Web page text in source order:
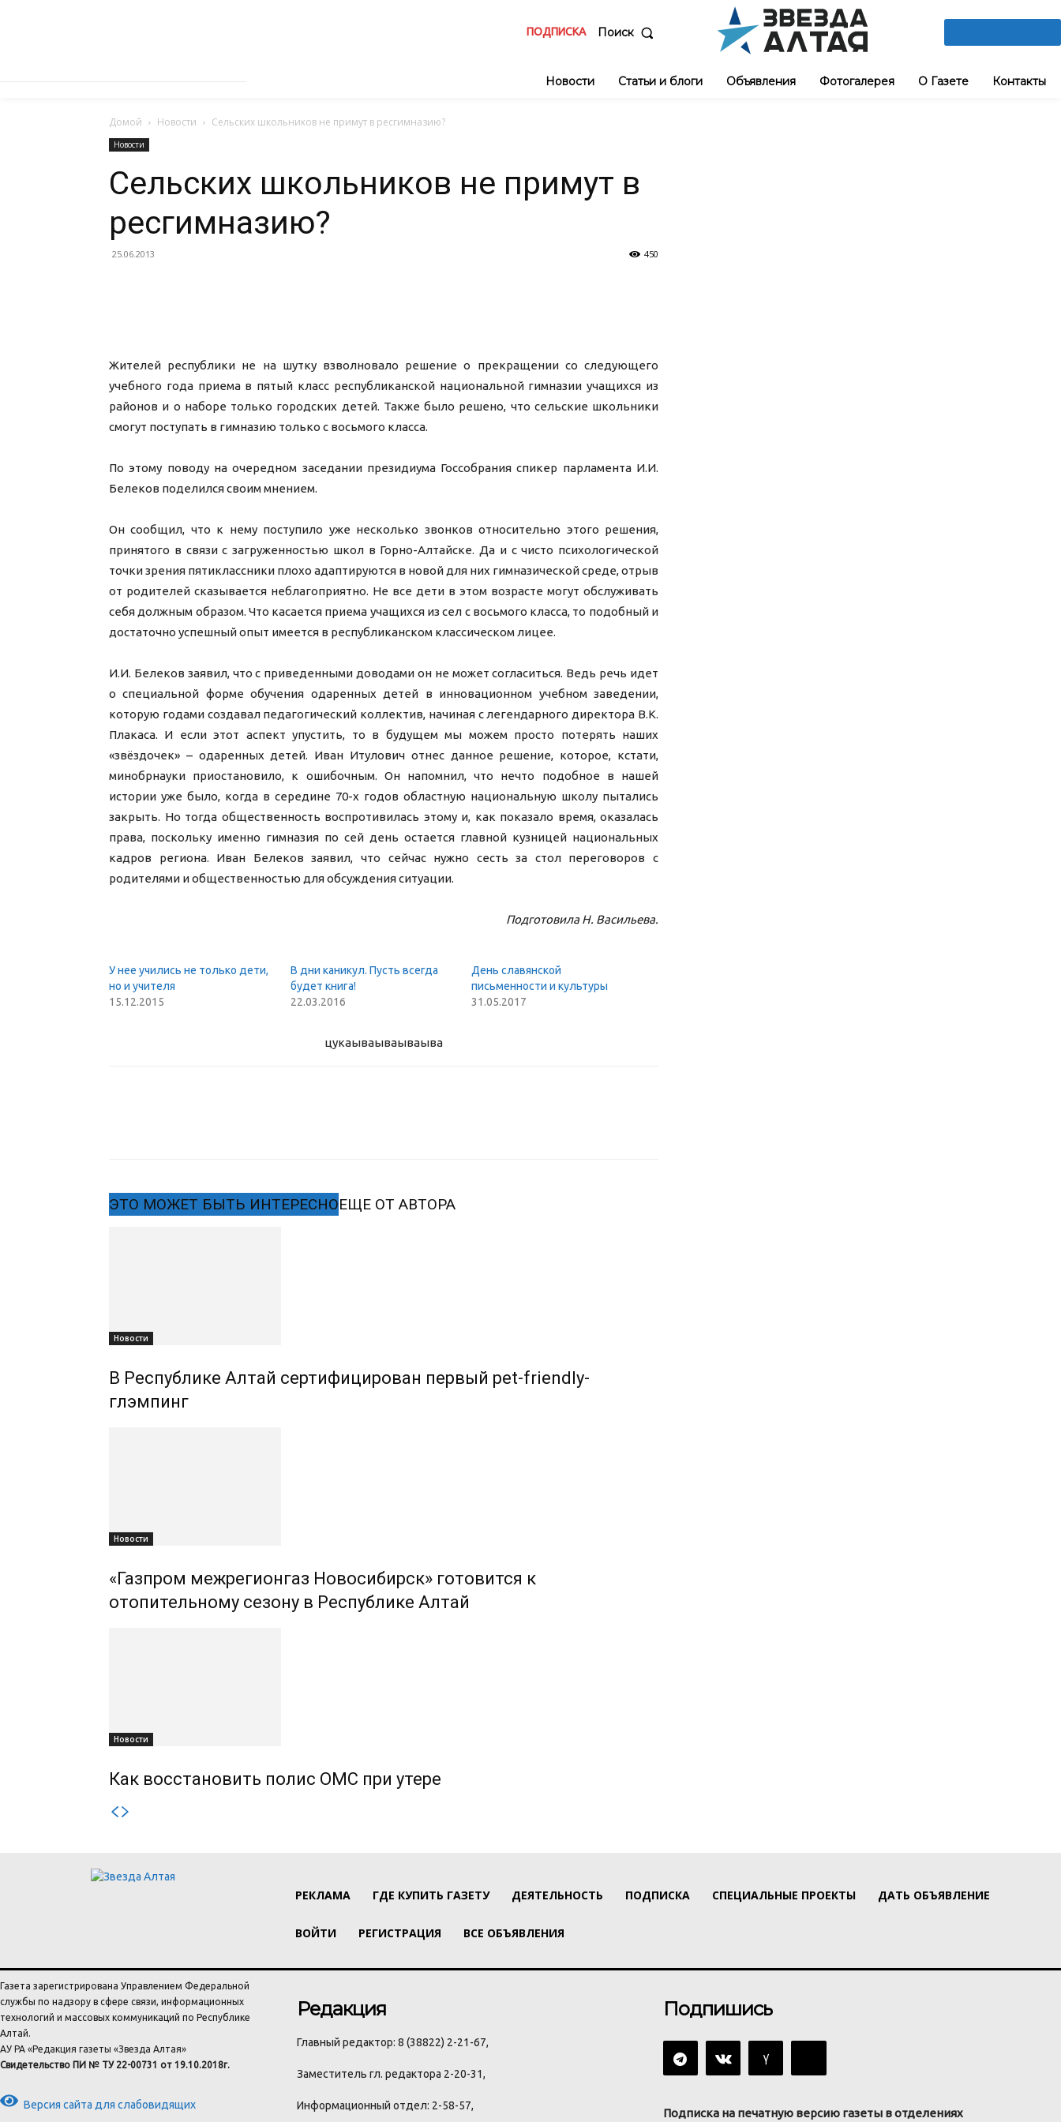
ПОДПИСКА Поиск
Новости Статьи и блоги Объявления Фотогалерея О Газете Контакты
Домой Новости Сельских школьников не примут в ресгимназию?
Новости
Сельских школьников не примут в
ресгимназию?
25.06.2013 450
Жителей республики не на шутку взволновало решение о прекращении со следующего
учебного года приема в пятый класс республиканской национальной гимназии учащихся из
районов и о наборе только городских детей. Также было решено, что сельские школьники
смогут поступать в гимназию только с восьмого класса.
По этому поводу на очередном заседании президиума Госсобрания спикер парламента И.И.
Белеков поделился своим мнением.
Он сообщил, что к нему поступило уже несколько звонков относительно этого решения,
принятого в связи с загруженностью школ в Горно-Алтайске. Да и с чисто психологической
точки зрения пятиклассники плохо адаптируются в новой для них гимназической среде, отрыв
от родителей сказывается неблагоприятно. Не все дети в этом возрасте могут обслуживать
себя должным образом. Что касается приема учащихся из сел с восьмого класса, то подобный и
достаточно успешный опыт имеется в республиканском классическом лицее.
И.И. Белеков заявил, что с приведенными доводами он не может согласиться. Ведь речь идет
о специальной форме обучения одаренных детей в инновационном учебном заведении,
которую годами создавал педагогический коллектив, начиная с легендарного директора В.К.
Плакаса. И если этот аспект упустить, то в будущем мы можем просто потерять наших
«звёздочек» – одаренных детей. Иван Итулович отнес данное решение, которое, кстати,
минобрнауки приостановило, к ошибочным. Он напомнил, что нечто подобное в нашей
истории уже было, когда в середине 70-х годов областную национальную школу пытались
закрыть. Но тогда общественность воспротивилась этому и, как показало время, оказалась
права, поскольку именно гимназия по сей день остается главной кузницей национальных
кадров региона. Иван Белеков заявил, что сейчас нужно сесть за стол переговоров с
родителями и общественностью для обсуждения ситуации.
Подготовила Н. Васильева.
У нее учились не только дети,
но и учителя
15.12.2015
В дни каникул. Пусть всегда
будет книга!
22.03.2016
День славянской
письменности и культуры
31.05.2017
цукаываываываыва
ЭТО МОЖЕТ БЫТЬ ИНТЕРЕСНОЕЩЕ ОТ АВТОРА
Новости
В Республике Алтай сертифицирован первый pet-friendly-
глэмпинг
Новости
«Газпром межрегионгаз Новосибирск» готовится к
отопительному сезону в Республике Алтай
Новости
Как восстановить полис ОМС при утере
РЕКЛАМА ГДЕ КУПИТЬ ГАЗЕТУ ДЕЯТЕЛЬНОСТЬ ПОДПИСКА СПЕЦИАЛЬНЫЕ ПРОЕКТЫ ДАТЬ ОБЪЯВЛЕНИЕ
ВОЙТИ РЕГИСТРАЦИЯ ВСЕ ОБЪЯВЛЕНИЯ
Газета зарегистрирована Управлением Федеральной
службы по надзору в сфере связи, информационных
технологий и массовых коммуникаций по Республике
Алтай.
АУ РА «Редакция газеты «Звезда Алтая»
Свидетельство ПИ № ТУ 22-00731 от 19.10.2018г.
Версия сайта для слабовидящих
Редакция
Главный редактор: 8 (38822) 2-21-67,
Заместитель гл. редактора 2-20-31,
Информационный отдел: 2-58-57,
Подпишись
Подписка на печатную версию газеты в отделениях